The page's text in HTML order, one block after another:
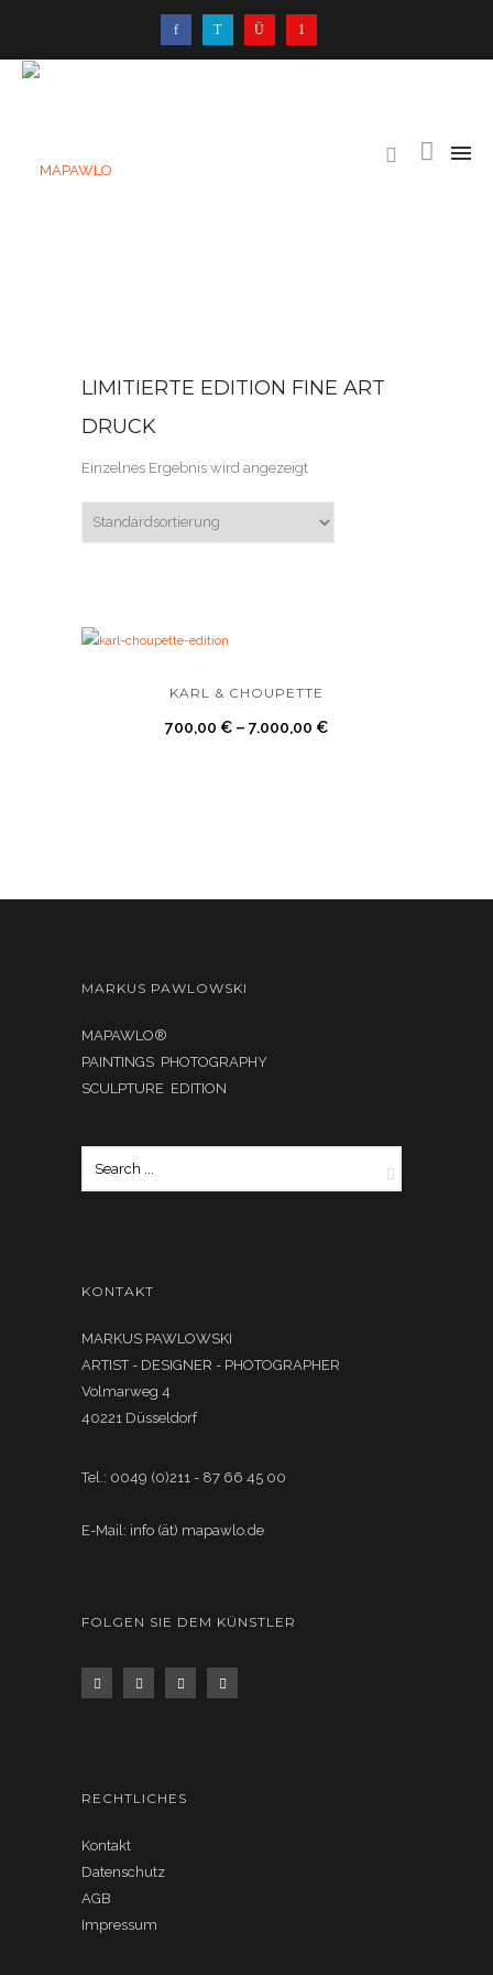
LIMITIERTE EDITION FINE ART
DRUCK
Einzelnes Ergebnis wird angezeigt
KARL & CHOUPETTE
700,00 € – 7.000,00 €
MARKUS PAWLOWSKI
MAPAWLO®
PAINTINGS PHOTOGRAPHY
SCULPTURE EDITION
KONTAKT
MARKUS PAWLOWSKI
ARTIST - DESIGNER - PHOTOGRAPHER
Volmarweg 4
40221 Düsseldorf
Tel.: 0049 (0)211 - 87 66 45 00
E-Mail: info (ät) mapawlo.de
FOLGEN SIE DEM KÜNSTLER
RECHTLICHES
Kontakt
Datenschutz
AGB
Impressum